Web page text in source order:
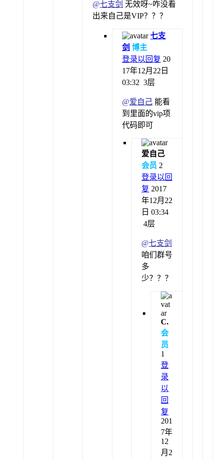
@七支剑 无效呀~咋没看
出来自己是VIP？？？
七支
剑 博主
登录以回复 20
17年12月22日
03:32 3层
@爱自己 能看
到里面的vip项
代码即可
爱自己
会员 2
登录以回
复 2017
年12月22
日 03:34
4层
@七支剑
咱们群号
多
少？？？
C.
会
员
1
登
录
以
回
复
201
7年
12
月2